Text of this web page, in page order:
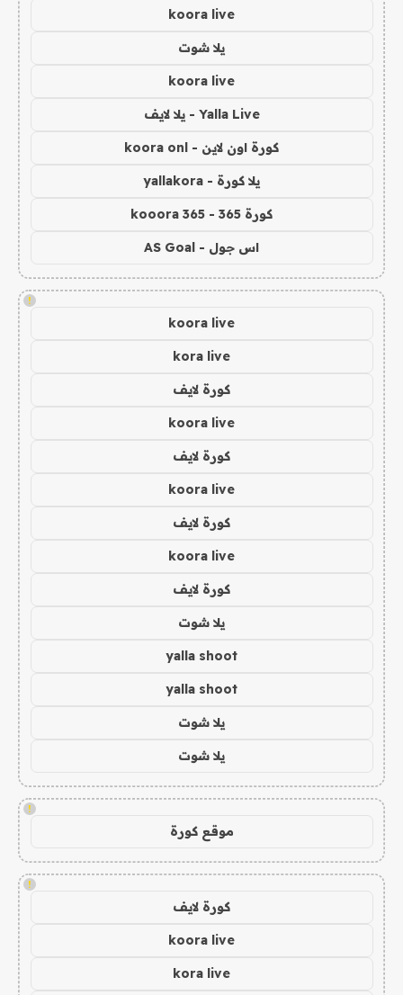
koora live
يلا شوت
koora live
Yalla Live - يلا لايف
كورة اون لاين - koora onl
يلا كورة - yallakora
كورة 365 - kooora 365
اس جول - AS Goal
!
koora live
kora live
كورة لايف
koora live
كورة لايف
koora live
كورة لايف
koora live
كورة لايف
يلا شوت
yalla shoot
yalla shoot
يلا شوت
يلا شوت
!
موقع كورة
!
كورة لايف
koora live
kora live